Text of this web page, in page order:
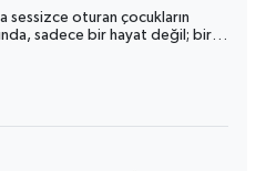
sessizce oturan çocukların
sadece bir hayat değil; bir